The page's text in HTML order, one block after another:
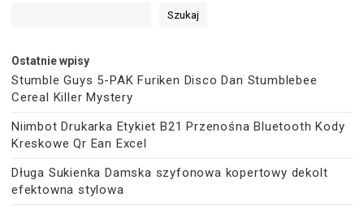
Szukaj
Ostatnie wpisy
Stumble Guys 5-PAK Furiken Disco Dan Stumblebee
Cereal Killer Mystery
Niimbot Drukarka Etykiet B21 Przenośna Bluetooth Kody
Kreskowe Qr Ean Excel
Długa Sukienka Damska szyfonowa kopertowy dekolt
efektowna stylowa